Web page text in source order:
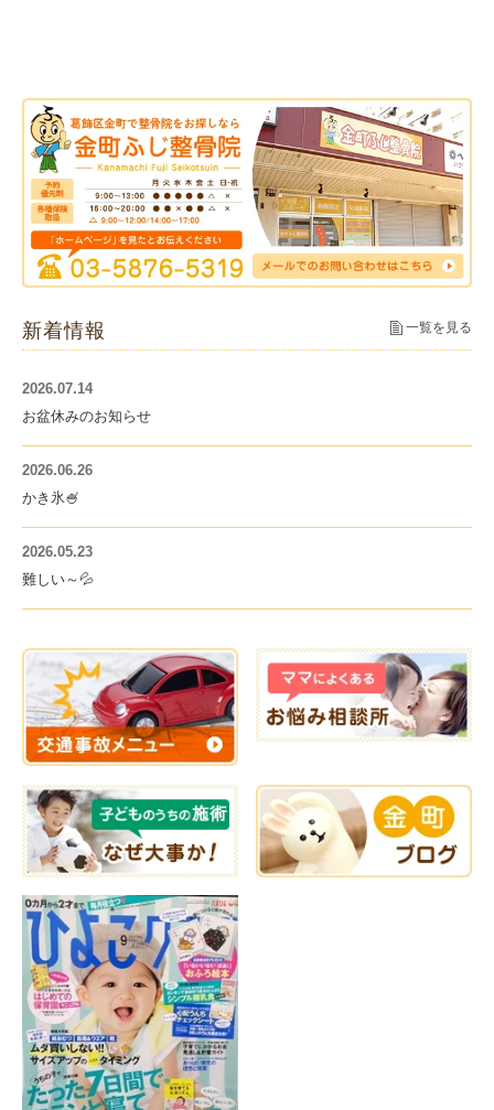
新着情報 一覧を見る
2026.07.14
お盆休みのお知らせ
2026.06.26
かき氷🍧
2026.05.23
難しい～💦